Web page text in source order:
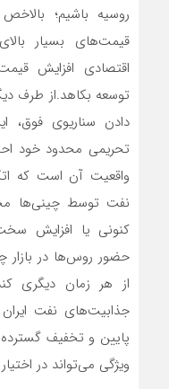
روسیه باشیم؛
قیمت‌‌‌های بسیار
اقتصادی افزایش
توسعه بکاهد.از طرف
دادن سناریوی فوق،
تحریمی محدود خود
واقعیت آن است که
نفت توسط چینی‌‌‌ها
کنونی یا افزایش
حضور روس‌‌‌ها در بازار
از هر زمان دیگری
جذابیت‌‌‌های نفت
پایین و تخفیف
ویژگی می‌‌‌تواند در اختیار